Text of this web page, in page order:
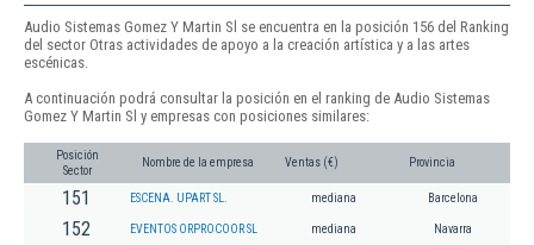
Audio Sistemas Gomez Y Martin Sl se encuentra en la posición 156 del Ranking
del sector Otras actividades de apoyo a la creación artística y a las artes
escénicas.
A continuación podrá consultar la posición en el ranking de Audio Sistemas
Gomez Y Martin Sl y empresas con posiciones similares:
Posición
Sector
Nombre de la empresa Ventas (€) Provincia
151 ESCENA. UPART SL. mediana Barcelona
152 EVENTOS ORPROCOOR SL mediana Navarra